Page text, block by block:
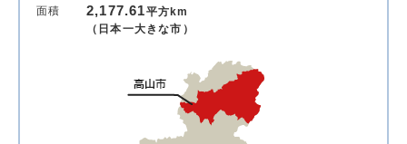
面積
2,177.61平方km
（日本一大きな市）